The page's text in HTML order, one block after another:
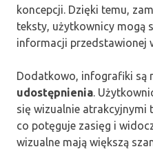
koncepcji. Dzięki temu,
teksty, użytkownicy mogą
informacji przedstawionej
Dodatkowo, infografiki są
udostępnienia .
się wizualnie atrakcyjnymi
co potęguje zasięg i
wizualne mają większą